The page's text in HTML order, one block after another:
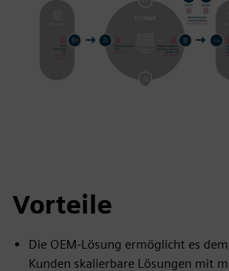
Vorteile
Die OEM-Lösung ermöglicht es dem
Kunden skalierbare Lösungen mit